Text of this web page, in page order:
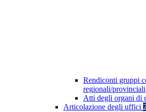
Rendiconti gruppi
regionali/provinciali
Atti degli organi di
Articolazione degli uffici 2